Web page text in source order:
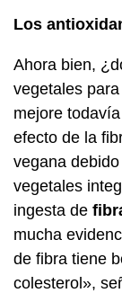
Los
Ahora bien,
vegetales
mejore
efecto de la
vegana
vegetales
ingesta de
mucha
de fibra tiene
colesterol»,